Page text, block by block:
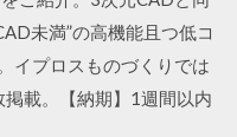
未満”の高機能且つ低コ
イプロスものづくりでは
載。【納期】1週間以内